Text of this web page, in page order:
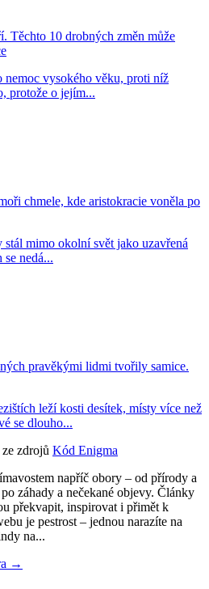
Těchto 10 drobných změn může
nemoc vysokého věku, proti níž
protože o jejím...
chmele, kde aristokracie voněla po
mimo okolní svět jako uzavřená
nedá...
pravěkými lidmi tvořily samice.
leží kosti desítek, místy více než
se dlouho...
zdrojů Kód Enigma
napříč obory – od přírody a
záhady a nečekané objevy. Články
překvapit, inspirovat i přimět k
je pestrost – jednou narazíte na
na...
→